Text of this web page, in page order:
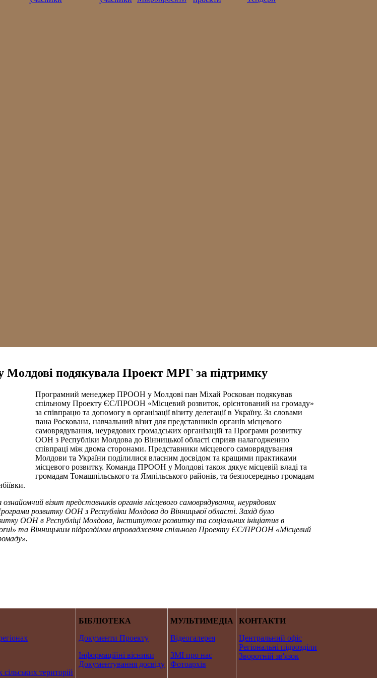
подякувала Проект МРГ за підтримку
Програмний менеджер ПРООН у Молдові пан Міхай Роскован подякував
спільному Проекту ЄС/ПРООН «Місцевий розвиток, орієнтований на громаду»
за співпрацю та допомогу в організації візиту делегації в Україну. За словами
пана Роскована, навчальний візит для представників органів місцевого
самоврядування, неурядових громадських організацій та Програми розвитку
ООН з Республіки Молдова до Вінницької області сприяв налагодженню
співпраці між двома сторонами. Представники місцевого самоврядування
Молдови та України поділилися власним досвідом та кращими практиками
місцевого розвитку. Команда ПРООН у Молдові також дякує місцевій владі та
громадам Томашпільського та Ямпільського районів, та безпосередньо громадам
ознайомчий візит представників органів місцевого самоврядування, неурядових
розвитку ООН з Республіки Молдова до Вінницької області. Захід було
ООН в Республіці Молдова, Інститутом розвитку та соціальних ініціатив в
та Вінницьким підрозділом впровадження спільного Проекту ЄС/ПРООН «Місцевий
територій
БІБЛІОТЕКА
Документи Проекту
Інформаційні вісники
Документування досвіду
МУЛЬТИМЕДІА
Відеогалерея
ЗМІ про нас
Фотоархів
КОНТАКТИ
Центральний офіс
Регіональні підрозділи
Зворотній зв'язок